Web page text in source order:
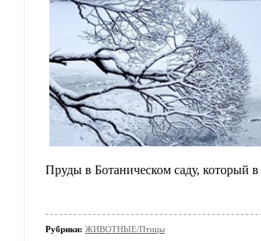
Пруды в Ботаническом саду, который
Рубрики: ЖИВОТНЫЕ/Птицы